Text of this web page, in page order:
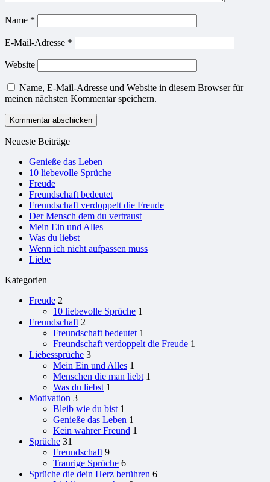
Name *
E-Mail-Adresse *
Website
Name, E-Mail-Adresse und Website in diesem Browser für
meinen nächsten Kommentar speichern.
Neueste Beiträge
Genieße das Leben
10 liebevolle Sprüche
Freude
Freundschaft bedeutet
Freundschaft verdoppelt die Freude
Der Mensch dem du vertraust
Mein Ein und Alles
Was du liebst
Wenn ich nicht aufpassen muss
Liebe
Kategorien
Freude 2
10 liebevolle Sprüche 1
Freundschaft 2
Freundschaft bedeutet 1
Freundschaft verdoppelt die Freude 1
Liebessprüche 3
Mein Ein und Alles 1
Menschen die man liebt 1
Was du liebst 1
Motivation 3
Bleib wie du bist 1
Genieße das Leben 1
Kein wahrer Freund 1
Sprüche 31
Freundschaft 9
Traurige Sprüche 6
Sprüche die dein Herz berühren 6